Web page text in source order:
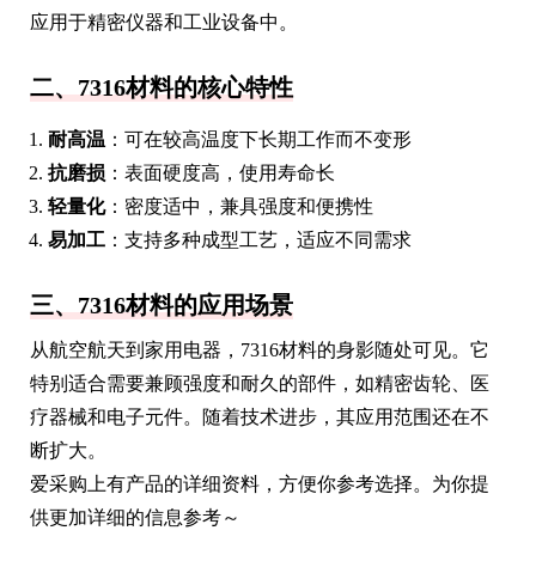
应用于精密仪器和工业设备中。
二、7316材料的核心特性
耐高温 ：可在较高温度下长期工作而不变形
抗磨损 ：表面硬度高，使用寿命长
轻量化：密度适中，兼具强度和便携性
易加工 ：支持多种成型工艺，适应不同需求
三、7316材料的应用场景
从航空航天到家用电器，7316材料的身影随处可见。它
特别适合需要兼顾强度和耐久的部件，如精密齿轮、医
疗器械和电子元件。随着技术进步，其应用范围还在不
断扩大。
爱采购上有产品的详细资料，方便你参考选择。为你提
供更加详细的信息参考～